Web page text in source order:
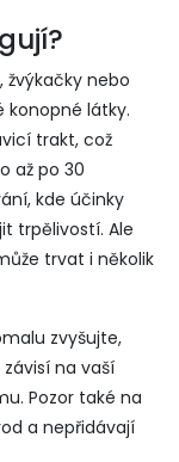
žvýkačky nebo
konopné látky.
trakt, což
až po 30
kde účinky
trpělivostí. Ale
trvat i několik
zvyšujte,
na vaší
Pozor také na
a nepřidávají